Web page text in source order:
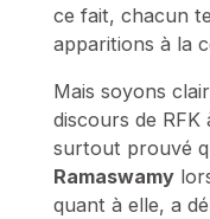
ce fait, chacun
apparitions à la
Mais soyons
discours de
surtout prouvé
Ramaswamy
quant à elle, a